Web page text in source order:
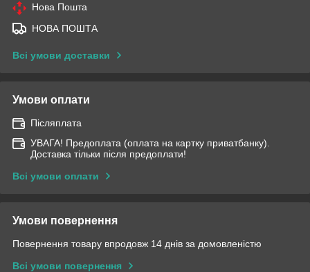
Нова Пошта
НОВА ПОШТА
Всі умови доставки
Умови оплати
Післяплата
УВАГА! Предоплата (оплата на картку приватбанку).
Доставка тільки після предоплати!
Всі умови оплати
Умови повернення
Повернення товару впродовж 14 днів за домовленістю
Всі умови повернення